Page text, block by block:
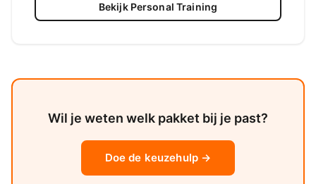
Bekijk Personal Training
Wil je weten welk pakket bij je past?
Doe de keuzehulp →